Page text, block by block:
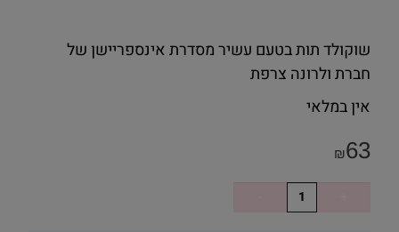
שוקולד תות בטעם עשיר מסדרת אינספריישן של
חברת ולרונה צרפת
אין במלאי
₪63